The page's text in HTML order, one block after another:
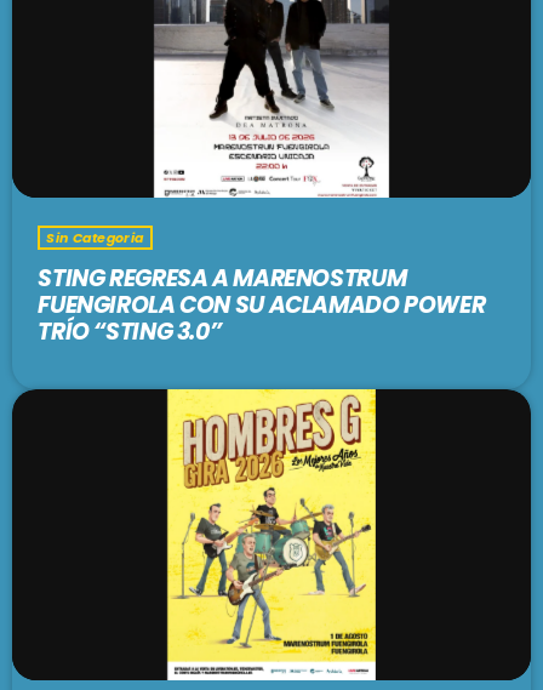
Sin Categoria
STING REGRESA A MARENOSTRUM
FUENGIROLA CON SU ACLAMADO POWER
TRÍO “STING 3.0”